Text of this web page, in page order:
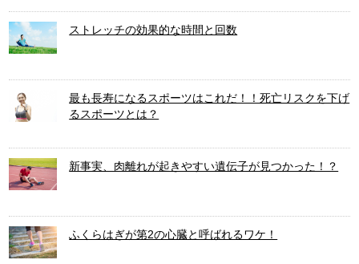
ストレッチの効果的な時間と回数
最も長寿になるスポーツはこれだ！！死亡リスクを下げ
るスポーツとは？
新事実、肉離れが起きやすい遺伝子が見つかった！？
ふくらはぎが第2の心臓と呼ばれるワケ！